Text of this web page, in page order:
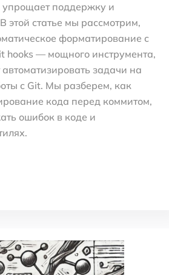
поддержку и
этой статье мы рассмотрим,
форматирование с
hooks — мощного инструмента,
задачи на
с Git. Мы разберем, как
кода перед коммитом,
ошибок в коде и